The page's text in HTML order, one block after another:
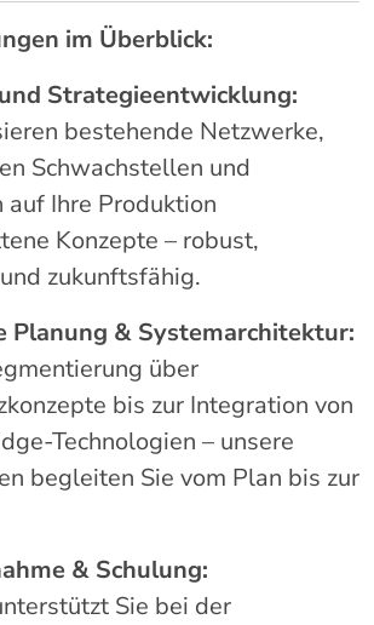
im Überblick:
Strategieentwicklung:
bestehende Netzwerke,
Schwachstellen und
Ihre Produktion
Konzepte – robust,
zukunftsfähig.
Planung & Systemarchitektur:
über
bis zur Integration von
Technologien – unsere
begleiten Sie vom Plan bis zur
& Schulung:
Sie bei der